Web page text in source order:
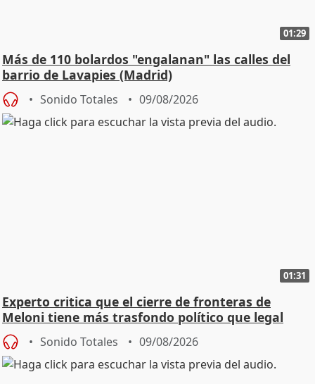
01:29
Más de 110 bolardos "engalanan" las calles del
barrio de Lavapies (Madrid)
Sonido Totales 09/08/2026
01:31
Experto critica que el cierre de fronteras de
Meloni tiene más trasfondo político que legal
Sonido Totales 09/08/2026